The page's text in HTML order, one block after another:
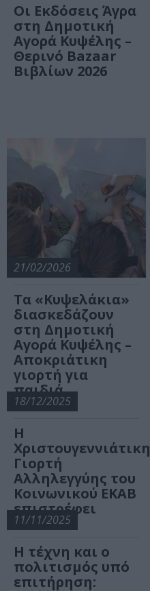
Οι Εκδόσεις Άγρα
στη Δημοτική
Αγορά Κυψέλης –
Θερινό Βazaar
Βιβλίων 2026
21/02/2026
Τα «Κυψελάκια»
διασκεδάζουν
στη Δημοτική
Αγορά Κυψέλης –
Αποκριάτικη
γιορτή για
παιδιά
18/12/2025
Η
Χριστουγεννιάτικη
Γιορτή
Αλληλεγγύης του
Κοινωνικού ΕΚΑΒ
επιστρέφει
11/11/2025
Η τέχνη και ο
πολιτισμός υπό
επιτήρηση: